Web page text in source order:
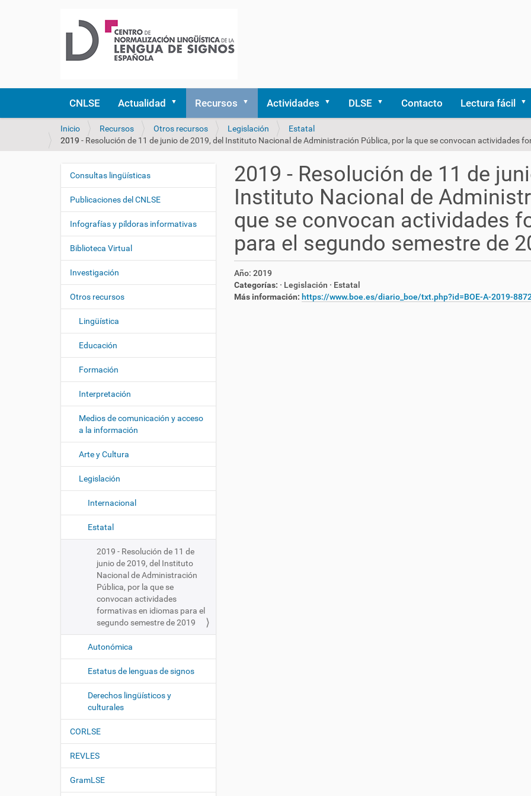
CNLSE Actualidad Recursos Actividades DLSE Contacto Lectura fácil
U
s
e
e
t
a
u
Inicio Recursos Otros recursos Legislación
Estatal
2019 - Resolución de 11 de junio de 2019, del Instituto Nacional de Administración Pública, por la que se convocan actividades formativas en idiomas para el segundo semestre de 2019
2019 - Resolución de 11 de
Instituto Nacional de
que se convocan actividades
para el segundo semestre de
Año: 2019
Categorías: · Legislación · Estatal
Más información: https://www.boe.es/diario_boe/txt.php?id=BOE-A-2019-
N
e
g
a
c
i
ó
n
Consultas lingüísticas
Publicaciones del CNLSE
Infografías y píldoras informativas
Biblioteca Virtual
Investigación
Otros recursos
Lingüística
Educación
Formación
Interpretación
Medios de comunicación y acceso
a la información
Arte y Cultura
Legislación
Internacional
Estatal
2019 - Resolución de 11 de
junio de 2019, del Instituto
Nacional de Administración
Pública, por la que se
convocan actividades
formativas en idiomas para el
segundo semestre de 2019
Autonómica
Estatus de lenguas de signos
Derechos lingüísticos y
culturales
CORLSE
REVLES
GramLSE